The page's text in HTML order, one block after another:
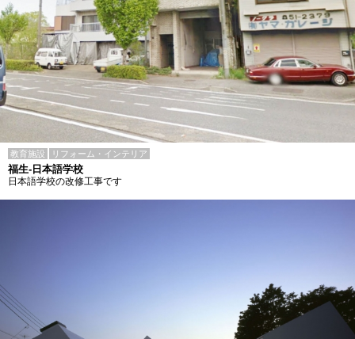
教育施設 リフォーム・インテリア
福生-日本語学校
日本語学校の改修工事です